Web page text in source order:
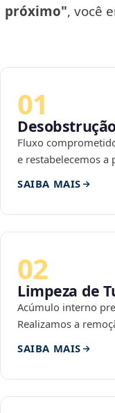
próximo", você
01
Fluxo
e restabelecemos a
SAIBA MAIS
02
Limpeza de
Acúmulo interno
Realizamos a
SAIBA MAIS